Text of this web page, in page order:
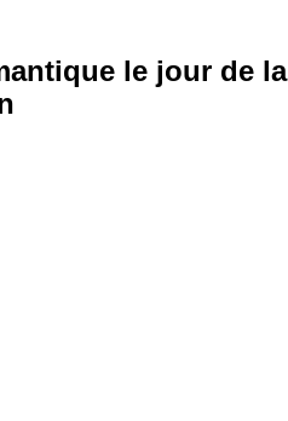
le jour de la